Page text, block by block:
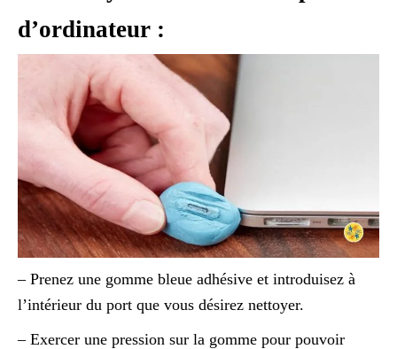
d’ordinateur :
– Prenez une gomme bleue adhésive et introduisez à
l’intérieur du port que vous désirez nettoyer.
– Exercer une pression sur la gomme pour pouvoir